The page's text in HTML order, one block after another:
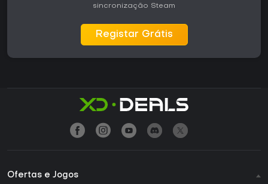
sincronização Steam
Registar Grátis
Ofertas e Jogos